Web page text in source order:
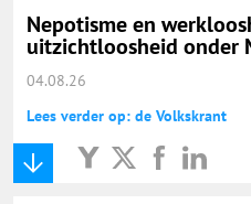
Nepotisme en
uitzichtloosheid onder
04.08.26
Lees verder op: de Volkskrant